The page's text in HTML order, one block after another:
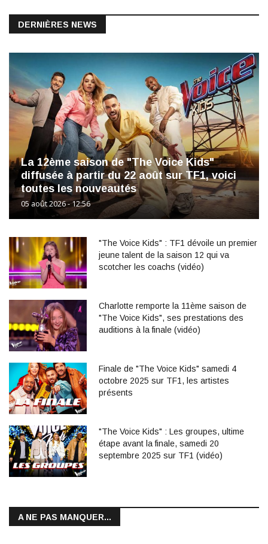
DERNIÈRES NEWS
La 12ème saison de "The Voice Kids"
diffusée à partir du 22 août sur TF1, voici
toutes les nouveautés
05 août 2026 - 12:56
"The Voice Kids" : TF1 dévoile un premier
jeune talent de la saison 12 qui va
scotcher les coachs (vidéo)
Charlotte remporte la 11ème saison de
"The Voice Kids", ses prestations des
auditions à la finale (vidéo)
Finale de "The Voice Kids" samedi 4
octobre 2025 sur TF1, les artistes
présents
"The Voice Kids" : Les groupes, ultime
étape avant la finale, samedi 20
septembre 2025 sur TF1 (vidéo)
A NE PAS MANQUER...